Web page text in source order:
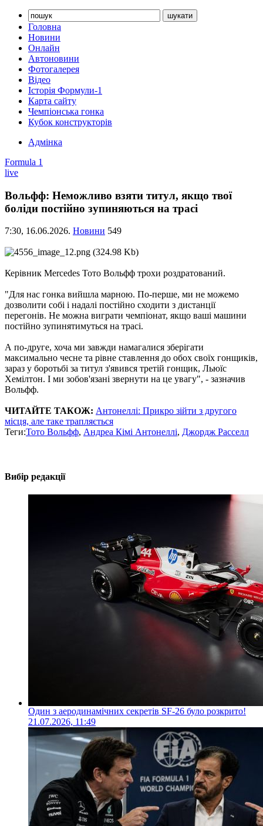
Головна
Новини
Онлайн
Автоновини
Фотогалерея
Відео
Історія Формули-1
Карта сайту
Чемпіонська гонка
Кубок конструкторів
Адмінка
Formula 1
live
Вольфф: Неможливо взяти титул, якщо твої
боліди постійно зупиняються на трасі
7:30, 16.06.2026. Новини 549
Керівник Mercedes Тото Вольфф трохи роздратований.
"Для нас гонка вийшла марною. По-перше, ми не можемо
дозволити собі і надалі постійно сходити з дистанції
перегонів. Не можна виграти чемпіонат, якщо ваші машини
постійно зупинятимуться на трасі.
А по-друге, хоча ми завжди намагалися зберігати
максимально чесне та рівне ставлення до обох своїх гонщиків,
зараз у боротьбі за титул з'явився третій гонщик, Льюїс
Хемілтон. І ми зобов'язані звернути на це увагу", - зазначив
Вольфф.
ЧИТАЙТЕ ТАКОЖ: Антонеллі: Прикро зійти з другого
місця, але таке трапляється
Теги:Тото Вольфф, Андреа Кімі Антонеллі, Джордж Расселл
Вибір редакції
Один з аеродинамічних секретів SF-26 було розкрито!
21.07.2026, 11:49